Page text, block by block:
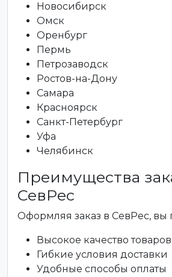
Новосибирск
Омск
Оренбург
Пермь
Петрозаводск
Ростов-на-Дону
Самара
Красноярск
Санкт-Петербург
Уфа
Челябинск
Преимущества
СевРес
Оформляя заказ в СевРес, вы
Высокое качество товаров
Гибкие условия доставки
Удобные способы оплаты